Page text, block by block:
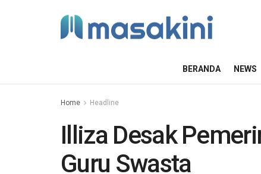
BERANDA NEWS
Home Headline
Illiza Desak
Guru Swasta